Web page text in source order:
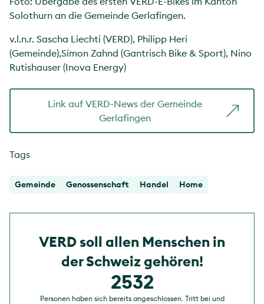
Solothurn an die Gemeinde Gerlafingen.
v.l.n.r. Sascha Liechti (VERD), Philipp Heri
(Gemeinde),Simon Zahnd (Gantrisch Bike & Sport), Nino
Rutishauser (Inova Energy)
VERD soll allen Menschen in
der Schweiz gehören!
2532
Personen haben sich bereits angeschlossen. Tritt bei und
Link auf VERD-News der Gemeinde
Gerlafingen
Tags
Gemeinde Genossenschaft Handel Home